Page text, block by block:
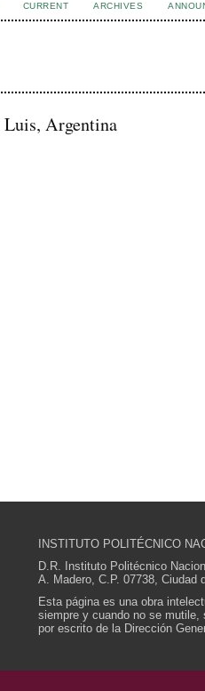
CURRENT ARCHIVES
Argentina
INSTITUTO POLITÉCNICO
D.R. Instituto Politécnico
A. Madero, C.P. 07738, Ciudad
Esta página es una obra
siempre y cuando no se
por escrito de la Dirección